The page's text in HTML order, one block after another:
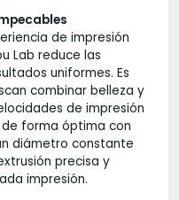
de impresión
Lab reduce las
uniformes. Es
combinar belleza y
de impresión
forma óptima con
diámetro constante
precisa y
impresión.